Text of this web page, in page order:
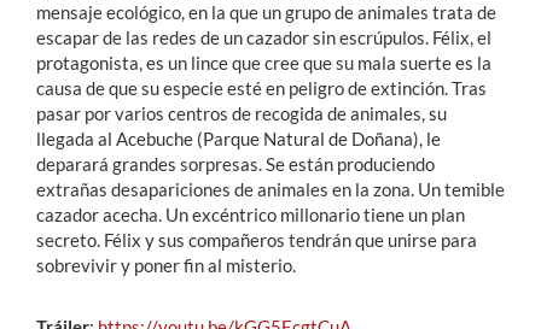
mensaje ecológico, en la que un grupo de animales trata de
escapar de las redes de un cazador sin escrúpulos. Félix, el
protagonista, es un lince que cree que su mala suerte es la
causa de que su especie esté en peligro de extinción. Tras
pasar por varios centros de recogida de animales, su
llegada al Acebuche (Parque Natural de Doñana), le
deparará grandes sorpresas. Se están produciendo
extrañas desapariciones de animales en la zona. Un temible
cazador acecha. Un excéntrico millonario tiene un plan
secreto. Félix y sus compañeros tendrán que unirse para
sobrevivir y poner fin al misterio.